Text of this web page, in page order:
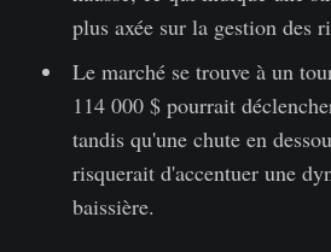
plus axée sur la gestion des
Le marché se trouve à un
114 000 $ pourrait
tandis qu'une chute en
risquerait d'accentuer une
baissière.